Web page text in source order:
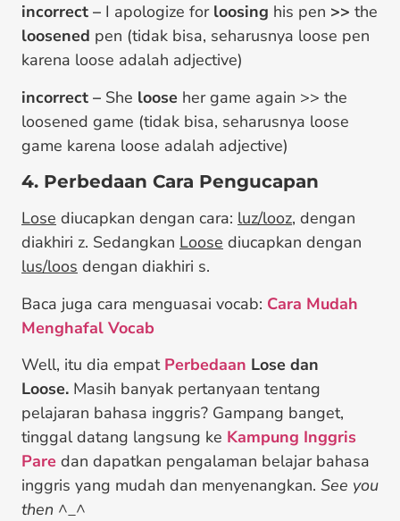
incorrect – I apologize for loosing his pen >> the
loosened pen (tidak bisa, seharusnya loose pen
karena loose adalah adjective)
incorrect – She loose her game again >> the
loosened game (tidak bisa, seharusnya loose
game karena loose adalah adjective)
4. Perbedaan Cara Pengucapan
Lose diucapkan dengan cara: luz/looz, dengan
diakhiri z. Sedangkan Loose diucapkan dengan
lus/loos dengan diakhiri s.
Baca juga cara menguasai vocab: Cara Mudah
Menghafal Vocab
Well, itu dia empat Perbedaan Lose dan
Loose. Masih banyak pertanyaan tentang
pelajaran bahasa inggris? Gampang banget,
tinggal datang langsung ke Kampung Inggris
Pare dan dapatkan pengalaman belajar bahasa
inggris yang mudah dan menyenangkan. See you
then ^_^